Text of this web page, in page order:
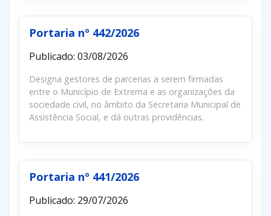
Portaria nº 442/2026
Publicado: 03/08/2026
Designa gestores de parcerias a serem firmadas
entre o Município de Extrema e as organizações da
sociedade civil, no âmbito da Secretaria Municipal de
Assistência Social, e dá outras providências.
Portaria nº 441/2026
Publicado: 29/07/2026